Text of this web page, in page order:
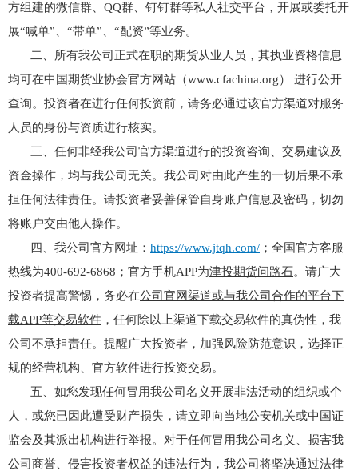
方组建的微信群、QQ群、钉钉群等私人社交平台，开展或委托开
展“喊单”、“带单”、“配资”等业务。
二、所有我公司正式在职的期货从业人员，其执业资格信息
均可在中国期货业协会官方网站（www.cfachina.org） 进行公开
查询。投资者在进行任何投资前，请务必通过该官方渠道对服务
人员的身份与资质进行核实。
三、任何非经我公司官方渠道进行的投资咨询、交易建议及
资金操作，均与我公司无关。我公司对由此产生的一切后果不承
担任何法律责任。请投资者妥善保管自身账户信息及密码，切勿
将账户交由他人操作。
四、我公司官方网址： https://www.jtqh.com/ ；全国官方客服
热线为400-692-6868；官方手机APP为津投期货问路石。请广大
投资者提高警惕，务必在公司官网渠道或与我公司合作的平台下
载APP等交易软件 ，任何除以上渠道下载交易软件的真伪性，我
公司不承担责任。提醒广大投资者，加强风险防范意识，选择正
规的经营机构、官方软件进行投资交易。
五、如您发现任何冒用我公司名义开展非法活动的组织或个
人，或您已因此遭受财产损失，请立即向当地公安机关或中国证
监会及其派出机构进行举报。对于任何冒用我公司名义、损害我
公司商誉、侵害投资者权益的违法行为，我公司将坚决通过法律